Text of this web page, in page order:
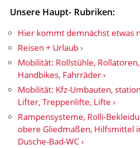
Unsere Haupt- Rubriken:
Hier kommt demnächst etwas
Reisen + Urlaub
Mobilität: Rollstühle,
Handbikes, Fahrräder
Mobilität: Kfz-Umbauten,
Lifter, Treppenlifte, Lifte
Rampensysteme, Rolli-
obere Gliedmaßen, Hilfsmittel
Dusche-Bad-WC